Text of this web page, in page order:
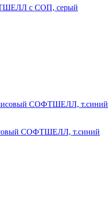
с СОП, серый
СОФТШЕЛЛ, т.синий